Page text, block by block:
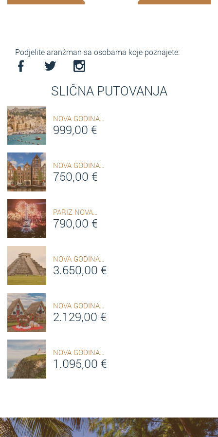
Podjelite aranžman sa osobama koje poznajete:
SLIČNA PUTOVANJA
NOVA GODINA…
999,00 €
NOVA GODINA…
750,00 €
PARIZ NOVA…
790,00 €
NOVA GODINA…
3.650,00 €
NOVA GODINA…
2.129,00 €
NOVA GODINA…
1.095,00 €